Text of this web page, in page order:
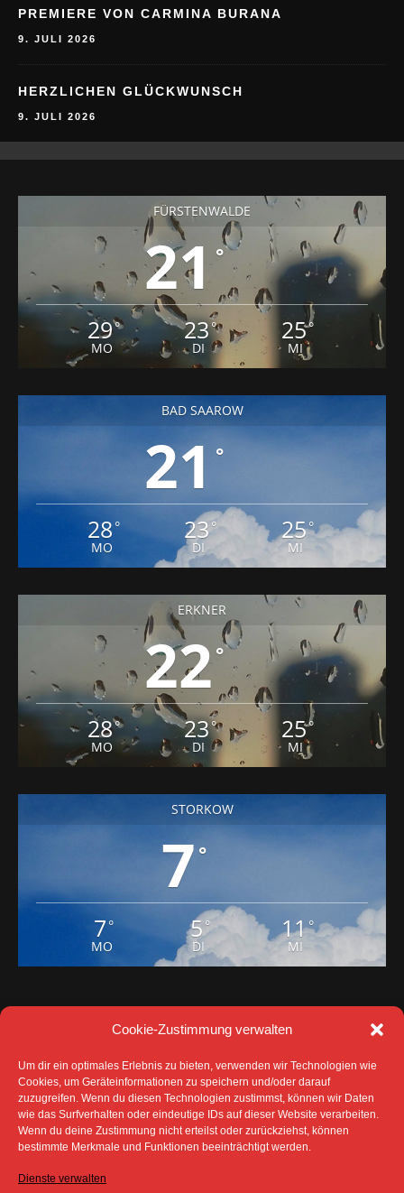
Cookie-Zustimmung verwalten
Um dir ein optimales Erlebnis zu bieten, verwenden wir Technologien wie
Cookies, um Geräteinformationen zu speichern und/oder darauf
zuzugreifen. Wenn du diesen Technologien zustimmst, können wir Daten
wie das Surfverhalten oder eindeutige IDs auf dieser Website verarbeiten.
Wenn du deine Zustimmung nicht erteilst oder zurückziehst, können
bestimmte Merkmale und Funktionen beeinträchtigt werden.
Dienste verwalten
PREMIERE VON CARMINA BURANA
9. JULI 2026
HERZLICHEN GLÜCKWUNSCH
9. JULI 2026
FÜRSTENWALDE
21 °
29°
MO
23°
DI
25°
MI
BAD SAAROW
21 °
28 °
MO
23°
DI
25°
MI
ERKNER
22 °
28°
MO
23°
DI
25°
MI
STORKOW
7°
7 °
MO
5°
DI
11°
MI
IMPRESSUM